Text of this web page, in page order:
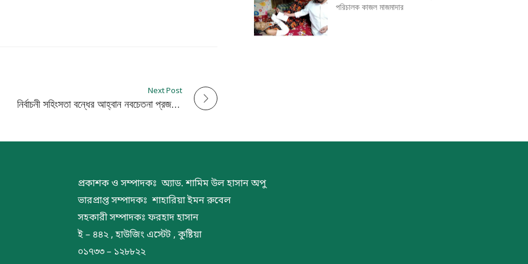
Next Post
নির্বাচনী সহিংসতা বন্ধের আহ্বান নবচেতনা প্রজন্মের
পরিচালক কাজল মাজমাদার
প্রকাশক ও সম্পাদকঃ অ্যাড. শামিম উল হাসান অপু
ভারপ্রাপ্ত সম্পাদকঃ শাহারিয়া ইমন রুবেল
সহকারী সম্পাদকঃ ফরহাদ হাসান
ই – ৪৪২ , হাউজিং এস্টেট , কুষ্টিয়া
০১৭৩৩ – ১২৮৮২২